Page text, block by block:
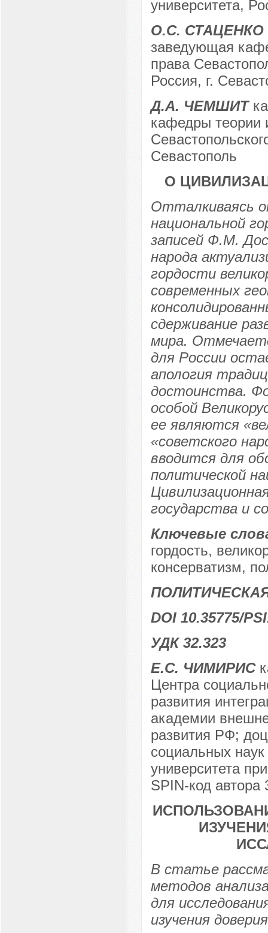
университета,
О.С. СТАЦЕНКО
заведующая
права
Россия, г.
Д.А. ЧЕМШИТ
кафедры теории
Севастополь
О
Отталкиваясь
национальной
записей Ф.М.
народа
гордости
современных
сдерживание
мира.
для России
апология
достоинства.
особой
ее являются
«советского
вводится для
политической
государства и
Ключевые
гордость,
консерватизм,
DOI 10.35775/
УДК 32.323
Е.С. ЧИМИРИС
Центра
развития
академии
развития РФ;
социальных
университета
SPIN-код автора
В статье
методов
для
изучения